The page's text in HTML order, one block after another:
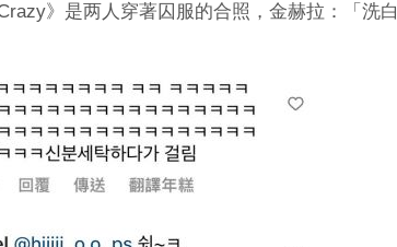
》是两人穿著囚服的合照，金赫拉：「洗白